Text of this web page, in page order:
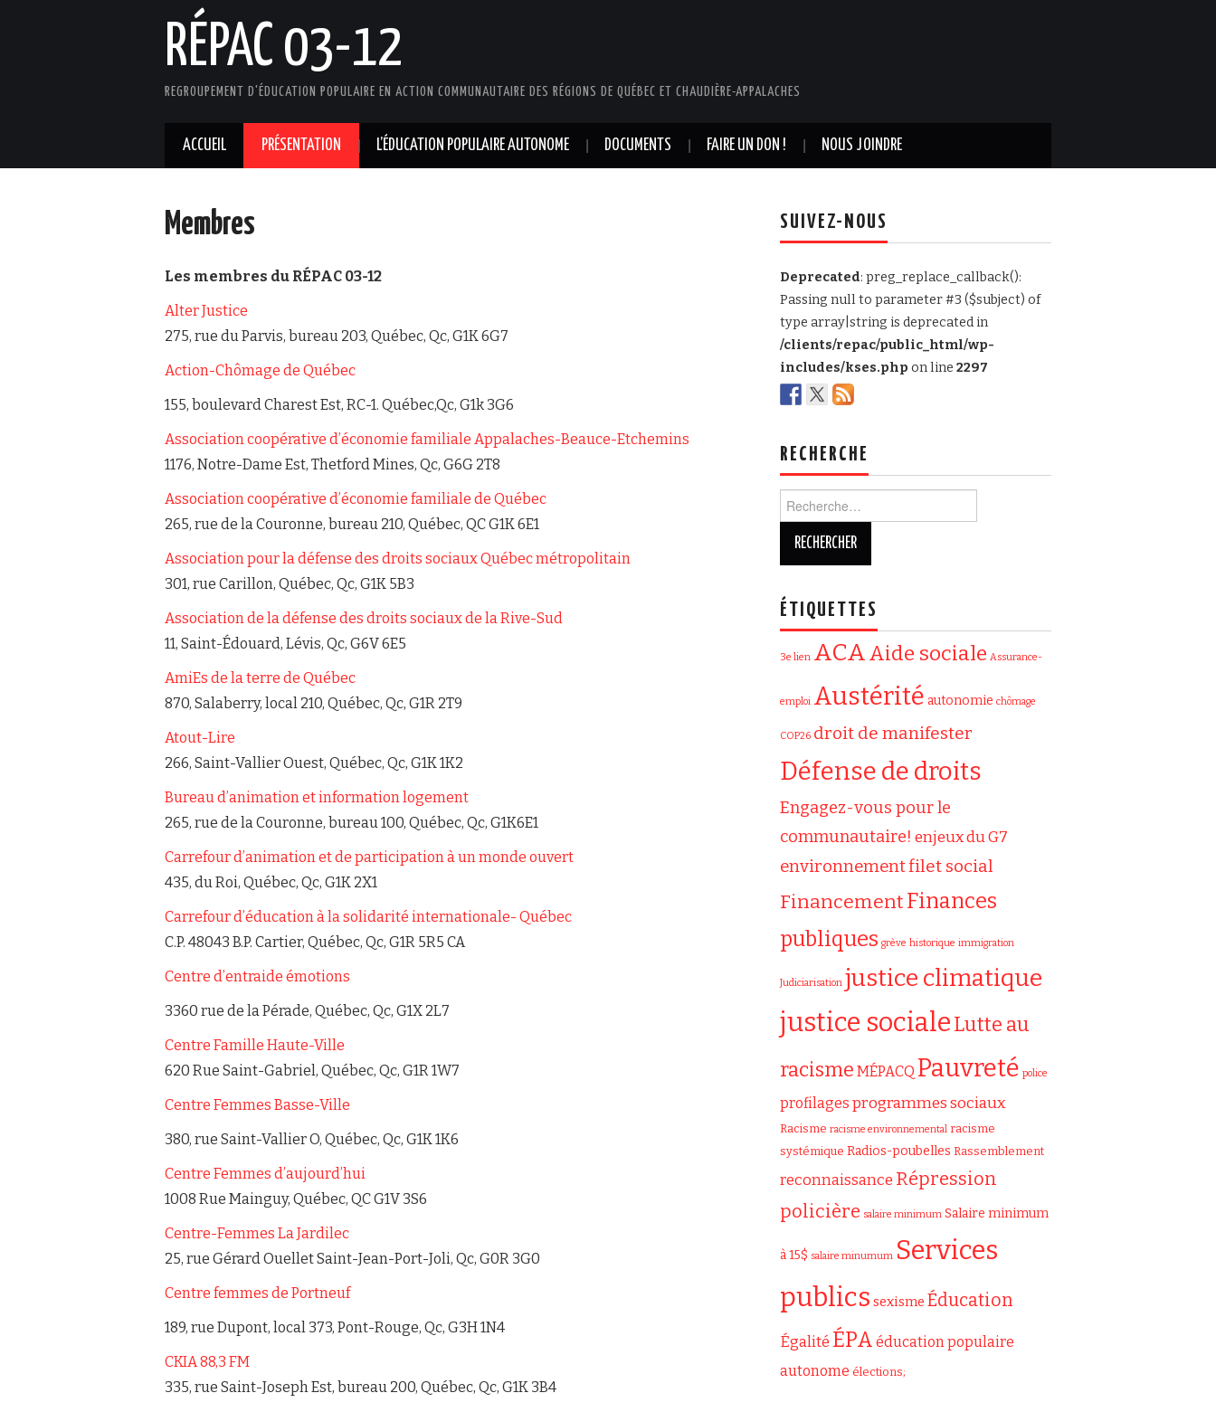
RÉPAC 03-12
REGROUPEMENT D'ÉDUCATION POPULAIRE EN ACTION COMMUNAUTAIRE DES RÉGIONS DE QUÉBEC ET CHAUDIÈRE-APPALACHES
ACCUEIL PRÉSENTATION L’ÉDUCATION POPULAIRE AUTONOME DOCUMENTS FAIRE UN DON ! NOUS JOINDRE
Membres
Les membres du RÉPAC 03-12
Alter Justice
275, rue du Parvis, bureau 203, Québec, Qc, G1K 6G7
Action-Chômage de Québec
155, boulevard Charest Est, RC-1. Québec,Qc, G1k 3G6
Association coopérative d’économie familiale Appalaches-Beauce-Etchemins
1176, Notre-Dame Est, Thetford Mines, Qc, G6G 2T8
Association coopérative d’économie familiale de Québec
265, rue de la Couronne, bureau 210, Québec, QC G1K 6E1
Association pour la défense des droits sociaux Québec métropolitain
301, rue Carillon, Québec, Qc, G1K 5B3
Association de la défense des droits sociaux de la Rive-Sud
11, Saint-Édouard, Lévis, Qc, G6V 6E5
AmiEs de la terre de Québec
870, Salaberry, local 210, Québec, Qc, G1R 2T9
Atout-Lire
266, Saint-Vallier Ouest, Québec, Qc, G1K 1K2
Bureau d’animation et information logement
265, rue de la Couronne, bureau 100, Québec, Qc, G1K6E1
Carrefour d’animation et de participation à un monde ouvert
435, du Roi, Québec, Qc, G1K 2X1
Carrefour d’éducation à la solidarité internationale- Québec
C.P. 48043 B.P. Cartier, Québec, Qc, G1R 5R5 CA
Centre d’entraide émotions
3360 rue de la Pérade, Québec, Qc, G1X 2L7
Centre Famille Haute-Ville
620 Rue Saint-Gabriel, Québec, Qc, G1R 1W7
Centre Femmes Basse-Ville
380, rue Saint-Vallier O, Québec, Qc, G1K 1K6
Centre Femmes d’aujourd’hui
1008 Rue Mainguy, Québec, QC G1V 3S6
Centre-Femmes La Jardilec
25, rue Gérard Ouellet Saint-Jean-Port-Joli, Qc, G0R 3G0
Centre femmes de Portneuf
189, rue Dupont, local 373, Pont-Rouge, Qc, G3H 1N4
CKIA 88,3 FM
335, rue Saint-Joseph Est, bureau 200, Québec, Qc, G1K 3B4
SUIVEZ-NOUS
Deprecated: preg_replace_callback():
Passing null to parameter #3 ($subject) of
type array|string is deprecated in
/clients/repac/public_html/wp-
includes/kses.php on line 2297
RECHERCHE
ÉTIQUETTES
3e lien ACAAide sociale Assurance-
emploi Austérité autonomie chômage
COP26 droit de manifester
Défense de droits
Engagez-vous pour le
communautaire! enjeux du G7
environnementfilet social
FinancementFinances
publiques grève historique immigration
Judiciarisation justice climatique
justice socialeLutte au
racisme MÉPACQ Pauvreté police
profilages programmes sociaux
Racisme racisme environnemental racisme
systémique Radios-poubelles Rassemblement
reconnaissance Répression
policière salaire minimum Salaire minimum
à 15$ salaire minumum Services
publics sexisme Éducation
Égalité ÉPA éducation populaire
autonome élections;